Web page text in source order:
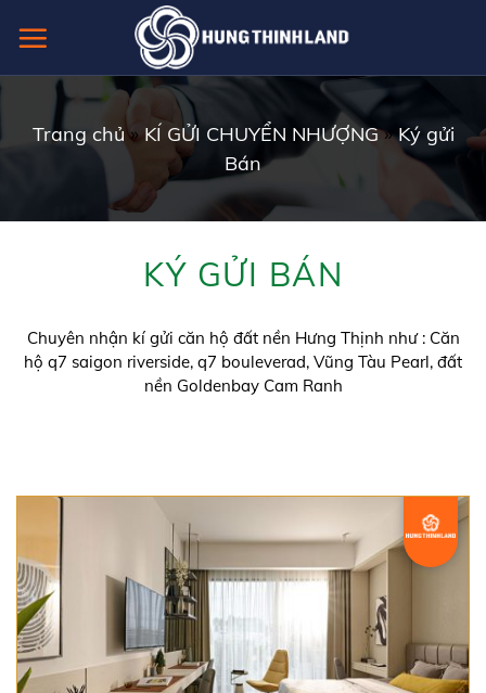
Trang chủ»KÍ GỬI CHUYỂN NHƯỢNG»Ký gửi
Bán
KÝ GỬI BÁN
Chuyên nhận kí gửi căn hộ đất nền Hưng Thịnh như : Căn
hộ q7 saigon riverside, q7 bouleverad, Vũng Tàu Pearl, đất
nền Goldenbay Cam Ranh